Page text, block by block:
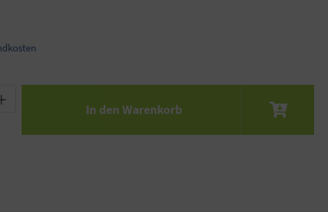
den gewünschten Wert ein oder benutze
In den Warenkorb